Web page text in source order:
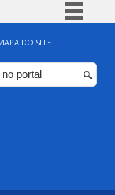
BR
Participe
DO SITE